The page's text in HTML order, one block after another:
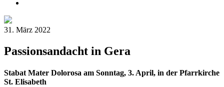
31. März 2022
Passionsandacht in Gera
Stabat Mater Dolorosa am Sonntag, 3. April, in der Pfarrkirche
St. Elisabeth